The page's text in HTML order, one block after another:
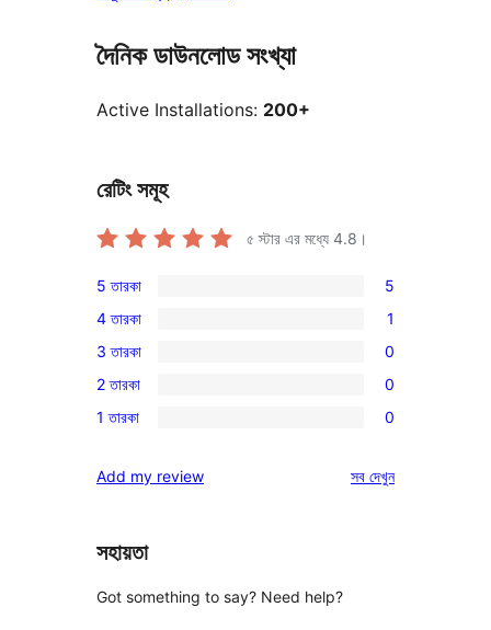
দৈনিক ডাউনলোড সংখ্যা
Active Installations: 200+
রেটিং সমূহ
৫ স্টার এর মধ্যে 4.8 ।
5টি
5-
স্টার
রিভিউ
5 তারকা 5
1টি
4-
স্টার
রিভিউ
4 তারকা 1
0টি
3-
স্টার
3 তারকা 0
0টি
2-
রিভিউ
2 তারকা 0
0টি
স্টার
1 তারকা 0
Add my review সবরিভিউ
দেখুন
সহায়তা
Got something to say? Need help?